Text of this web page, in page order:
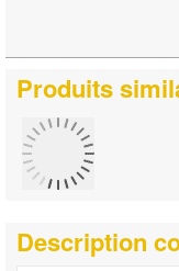
Produits
Description